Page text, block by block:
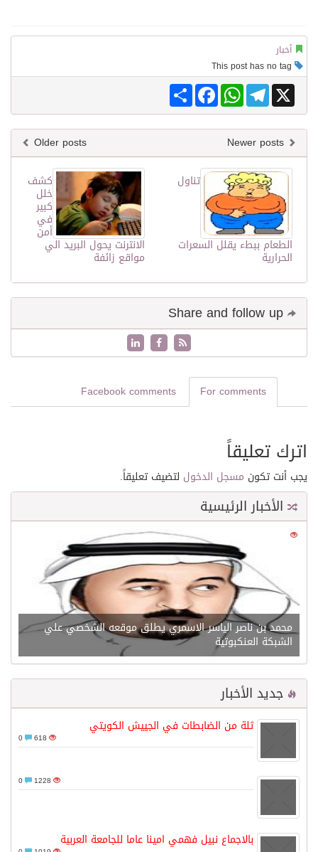
أخبار
Share
FacebookWhatsAppTelegram X
Older posts
كشف
خلل
كبير
في
أمن
الانترنت يحول البريد الي
مواقع زائفة
تناول
الطعام ببطء يقلل السعرات
الحرارية
For comments
Facebook comments
اترك تعليقاً
يجب أنت تكون مسجل الدخول لتضيف تعليقاً.
الأخبار الرئيسية
21599
محمد بن ناصر الياسر الاسمري يطلق موقعه الشخصي علي
الشبكة العنكبوتية
جديد الأخبار
ثلة من الضابطات في الجييش الكويتي
618
1228
بالاجماع نبيل فهمي امينا عاما للجامعة العربية